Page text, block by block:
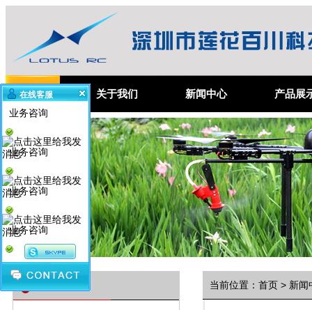
首 页 关于我们 新闻中心 产品展
资讯分类 当前位置： 首页 > 新闻
在线客服
业务咨询
业务咨询
业务咨询
业务咨询